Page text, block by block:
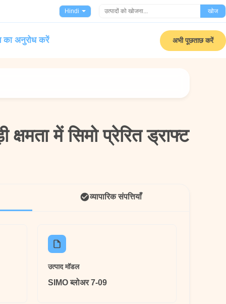
Hindi खोज
का अनुरोध करें अभी पूछताछ करें
क्षमता में सिमो प्रेरित ड्राफ्ट
क्षमता में सिमो प्रेरित ड्राफ्ट
व्यापारिक संपत्तियाँ
उत्पाद मॉडल
SIMO ब्लोअर 7-09